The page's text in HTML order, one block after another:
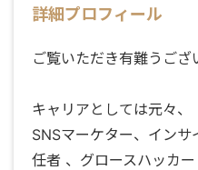
詳細プロフィール
ご覧いただき有難うござ
キャリアとしては元々、
SNSマーケター、イン
任者 、グロースハッカ